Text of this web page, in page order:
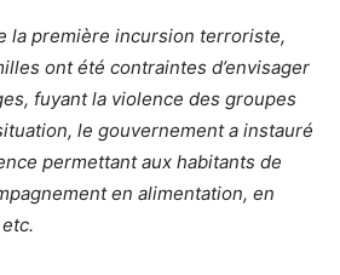
la première incursion terroriste,
ont été contraintes d’envisager
fuyant la violence des groupes
le gouvernement a instauré
permettant aux habitants de
en alimentation, en